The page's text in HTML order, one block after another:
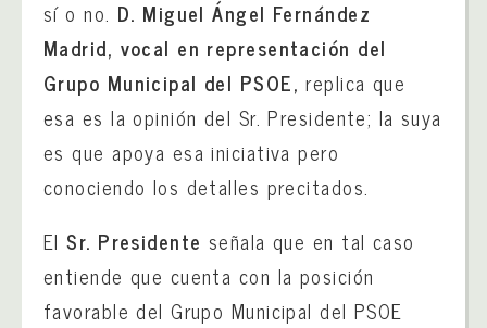
sí o no. D. Miguel Ángel Fernández
Madrid, vocal en representación del
Grupo Municipal del PSOE,replica que
esa es la opinión del Sr. Presidente; la suya
es que apoya esa iniciativa pero
conociendo los detalles precitados.
ElSr. Presidente señala que en tal caso
entiende que cuenta con la posición
favorable del Grupo Municipal del PSOE